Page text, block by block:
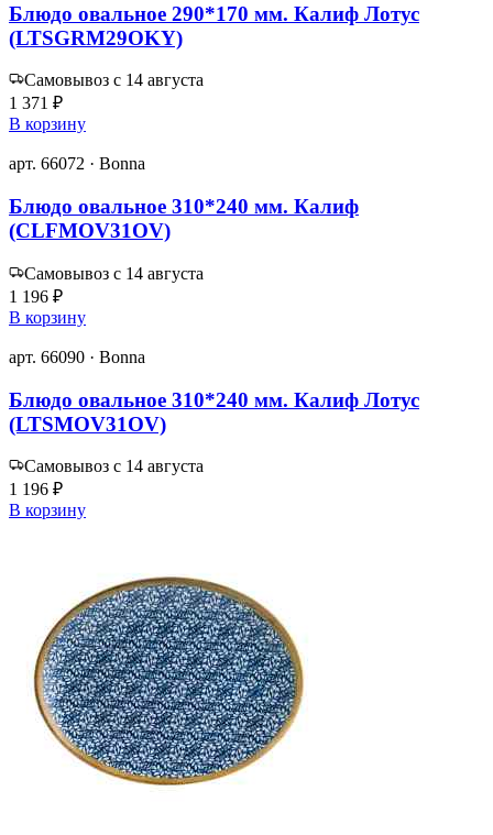
Блюдо овальное 290*170 мм. Калиф Лотус
(LTSGRM29OKY)
Самовывоз с 14 августа
1 371 ₽
В корзину
арт. 66072 · Bonna
Блюдо овальное 310*240 мм. Калиф
(CLFMOV31OV)
Самовывоз с 14 августа
1 196 ₽
В корзину
арт. 66090 · Bonna
Блюдо овальное 310*240 мм. Калиф Лотус
(LTSMOV31OV)
Самовывоз с 14 августа
1 196 ₽
В корзину